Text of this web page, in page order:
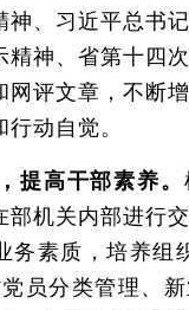
神、习近平总书
精神、省第十四
网评文章，不断
动自觉。
提高干部素养。
部机关内部进行
务素质，培养组
员分类管理、